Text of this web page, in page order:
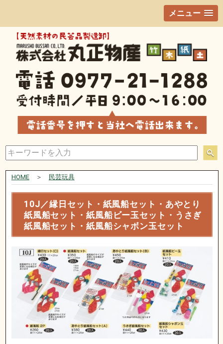
メニュー
HOME＞ 民芸玩具
10J／縁日セット・紙風船セット・あやとり
紙風船セット・紙風船ビー玉セット・うさぎ
紙風船セット・紙風船シャボン玉セット